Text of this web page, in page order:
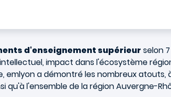
d'enseignement supérieur selon
impact dans l'écosystème
a démontré les nombreux atouts,
qu'à l'ensemble de la région Auvergne-